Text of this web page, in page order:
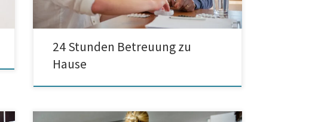
stellen sich sehr viele Familien, die eine […]
24 Stunden Betreuung zu
Hause